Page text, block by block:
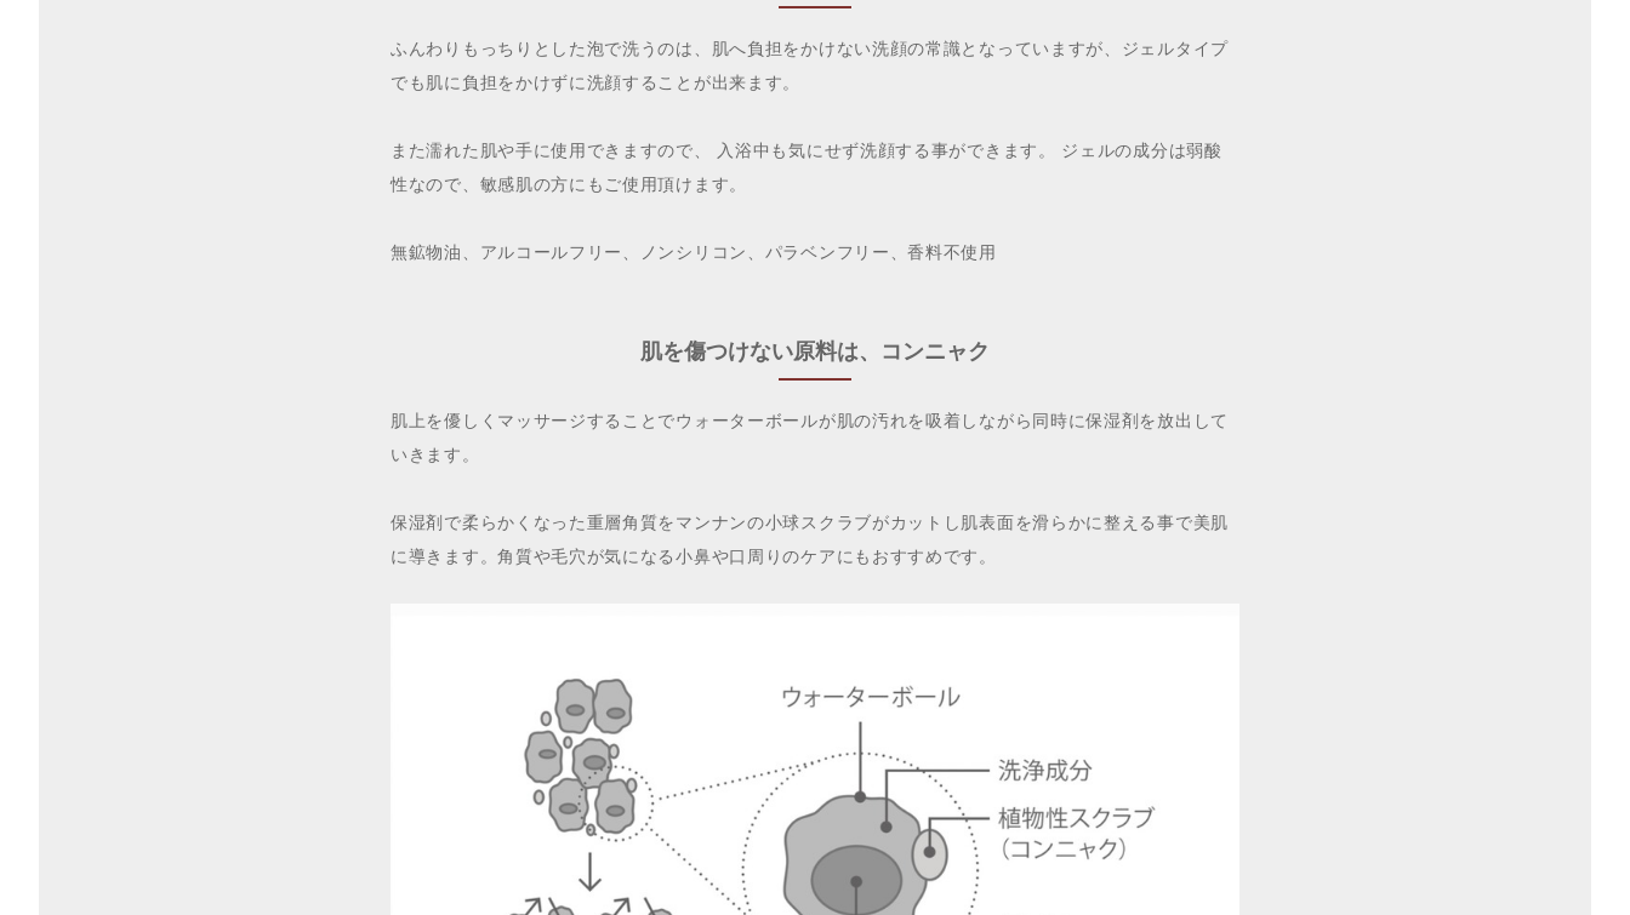
ふんわりもっちりとした泡で洗うのは、肌へ負担をかけない洗顔の常識となっていますが、ジェルタイプ
でも肌に負担をかけずに洗顔することが出来ます。
また濡れた肌や手に使用できますので、 入浴中も気にせず洗顔する事ができます。 ジェルの成分は弱酸
性なので、敏感肌の方にもご使用頂けます。
無鉱物油、アルコールフリー、ノンシリコン、パラベンフリー、香料不使用
肌を傷つけない原料は、コンニャク
肌上を優しくマッサージすることでウォーターボールが肌の汚れを吸着しながら同時に保湿剤を放出して
いきます。
保湿剤で柔らかくなった重層角質をマンナンの小球スクラブがカットし肌表面を滑らかに整える事で美肌
に導きます。角質や毛穴が気になる小鼻や口周りのケアにもおすすめです。